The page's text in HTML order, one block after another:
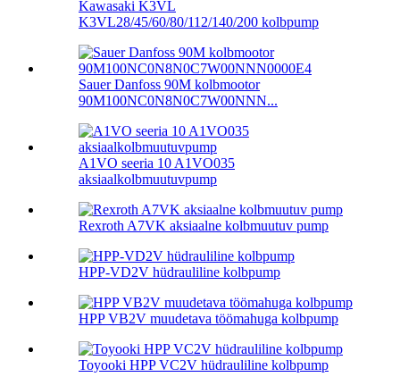
Kawasaki K3VL
K3VL28/45/60/80/112/140/200 kolbpump
Sauer Danfoss 90M kolbmootor
90M100NC0N8N0C7W00NNN...
A1VO seeria 10 A1VO035
aksiaalkolbmuutuvpump
Rexroth A7VK aksiaalne kolbmuutuv pump
HPP-VD2V hüdrauliline kolbpump
HPP VB2V muudetava töömahuga kolbpump
Toyooki HPP VC2V hüdrauliline kolbpump